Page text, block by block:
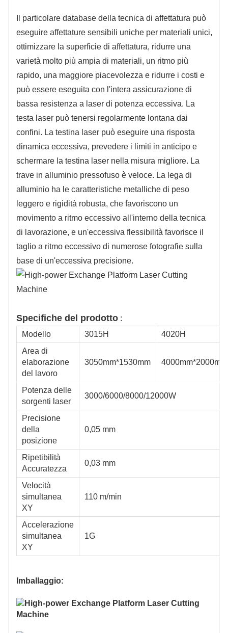
Il particolare database della tecnica di affettatura può
eseguire affettature sensibili uniche per materiali unici,
ottimizzare la superficie di affettatura, ridurre una
varietà molto più ampia di materiali, un ritmo più
rapido, una maggiore piacevolezza e ridurre i costi e
può essere eseguita con l'intera assicurazione di
bassa resistenza a laser di potenza eccessiva. La
testa laser può tenersi regolarmente lontana dai
confini. La testina laser può eseguire una risposta
dinamica eccessiva, prevedere i limiti in anticipo e
schermare la testina laser nella misura migliore. La
trave in alluminio pressofuso è veloce. La lega di
alluminio ha le caratteristiche metalliche di peso
leggero e rigidità robusta, che favoriscono un
movimento a ritmo eccessivo all'interno della tecnica
di lavorazione, e un'eccessiva flessibilità favorisce il
taglio a ritmo eccessivo di numerose fotografie sulla
base di un'eccessiva precisione.
Specifiche del prodotto :
Modello
3015H
4020H
Area di
elaborazione
del lavoro
3050mm*1530mm 4000mm*2000mm
Potenza delle
sorgenti laser
3000/6000/8000/12000W
Precisione
della
posizione
0,05 mm
Ripetibilità
Accuratezza
0,03 mm
Velocità
simultanea
XY
110 m/min
Accelerazione
simultanea
XY
1G
Imballaggio:
6025H 4020H